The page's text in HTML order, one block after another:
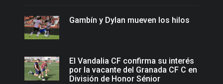
Gambín y Dylan mueven los hilos
El Vandalia CF confirma su interés
por la vacante del Granada CF C en
División de Honor Sénior